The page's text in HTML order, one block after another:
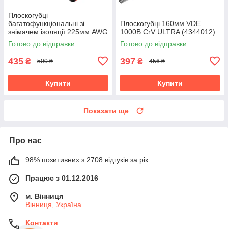
Плоскогубці
багатофункціональні зі
знімачем ізоляції 225мм AWG
8, 10, 12, 14, 16 (1.28-
3.27мм) CrV ULTRA
Готово до відправки
435 ₴ 500 ₴
Купити
Плоскогубці 160мм VDE
1000В CrV ULTRA (4344012)
Готово до відправки
397 ₴ 456 ₴
Купити
Показати ще
Про нас
98% позитивних з 2708 відгуків за рік
Працює з 01.12.2016
м. Вінниця
Вінниця, Україна
Контакти